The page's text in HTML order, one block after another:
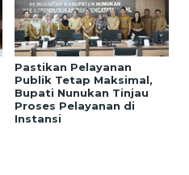
Pastikan Pelayanan
Publik Tetap Maksimal,
Bupati Nunukan Tinjau
Proses Pelayanan di
Instansi